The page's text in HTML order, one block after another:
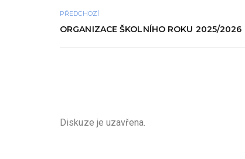
PŘEDCHOZÍ
ORGANIZACE ŠKOLNÍHO ROKU 2025/2026
Diskuze je uzavřena.